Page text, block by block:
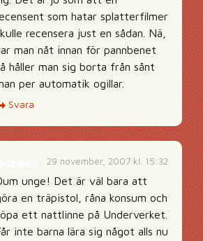
som hatar splatterfilmer
recensera just en sådan. Nä,
man nåt innan för pannbenet
håller man sig borta från sånt
per automatik ogillar.
Svara
29 november, 2007 kl. 15:32
unge! Det är väl bara att
en träpistol, råna konsum och
ett nattlinne på Underverket.
inte barna lära sig något alls nu